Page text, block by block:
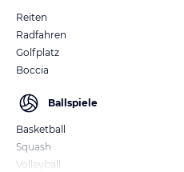
Reiten
Radfahren
Golfplatz
Boccia
Ballspiele
Basketball
Squash
Volleyball